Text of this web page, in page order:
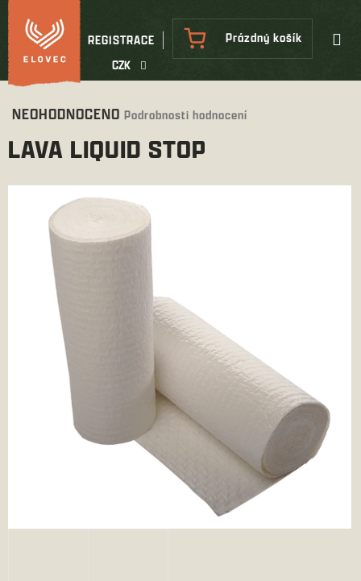
Přejít
na
obsah
CZK
REGISTRACE
NÁKUPNÍ
KOŠÍK
Prázdný košík
Průměrné
produktu
0,0
hvězdiček.
NEOHODNOCENO Podrobnosti hodnocení
LAVA LIQUID STOP